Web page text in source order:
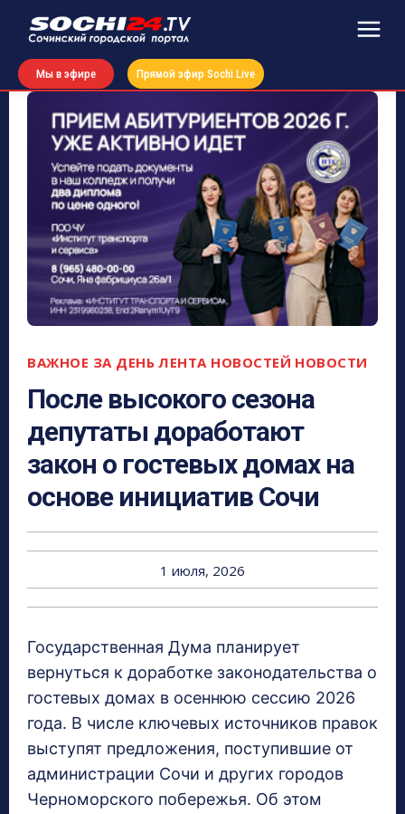
Мы в эфире Прямой эфир Sochi Live
ВАЖНОЕ ЗА ДЕНЬ ЛЕНТА НОВОСТЕЙ НОВОСТИ
После высокого сезона
депутаты доработают
закон о гостевых домах на
основе инициатив Сочи
1 июля, 2026
Государственная Дума планирует
вернуться к доработке законодательства о
гостевых домах в осеннюю сессию 2026
года. В числе ключевых источников правок
выступят предложения, поступившие от
администрации Сочи и других городов
Черноморского побережья. Об этом